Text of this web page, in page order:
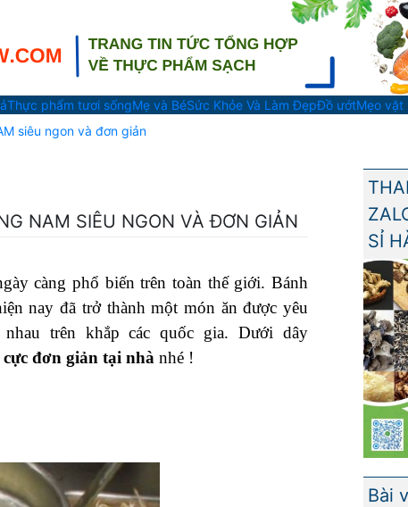
Thực phẩm tươi sốngMẹ và BéSức Khỏe Và Làm ĐẹpĐồ ướtMẹo vặt
siêu ngon và đơn giản
NAM SIÊU NGON VÀ ĐƠN GIẢN
càng phổ biến trên toàn thế giới. Bánh
nay đã trở thành một món ăn được yêu
trên khắp các quốc gia. Dưới dây
đơn giản tại nhà nhé !
SỈ
Bài